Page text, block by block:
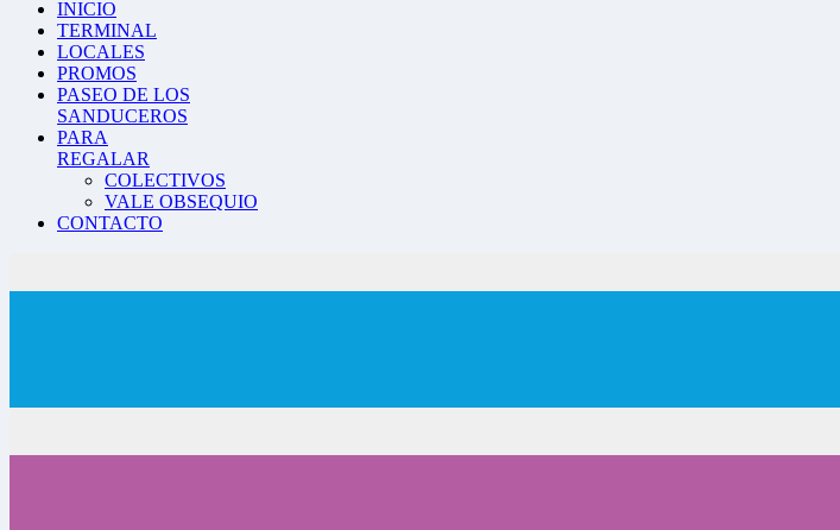
INICIO
TERMINAL
LOCALES
PROMOS
PASEO DE LOS
SANDUCEROS
PARA
REGALAR
COLECTIVOS
VALE OBSEQUIO
CONTACTO